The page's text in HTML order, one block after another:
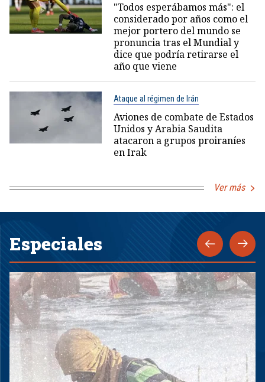
"Todos esperábamos más": el
considerado por años como el
mejor portero del mundo se
pronuncia tras el Mundial y
dice que podría retirarse el
año que viene
Ataque al régimen de Irán
Aviones de combate de Estados
Unidos y Arabia Saudita
atacaron a grupos proiraníes
en Irak
Ver más
Especiales